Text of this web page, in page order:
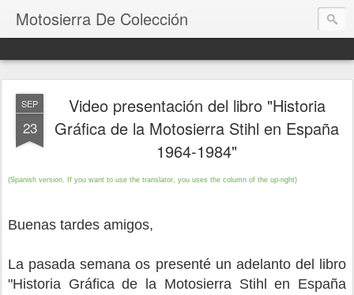
Motosierra De Colección
SEP
23
Video presentación del libro "Historia
Gráfica de la Motosierra Stihl en España
1964-1984"
(Spanish version. If you want to use the translator, you uses the column of the up-right)
Buenas tardes amigos,
La pasada semana os presenté un adelanto del libro
"Historia Gráfica de la Motosierra Stihl en España